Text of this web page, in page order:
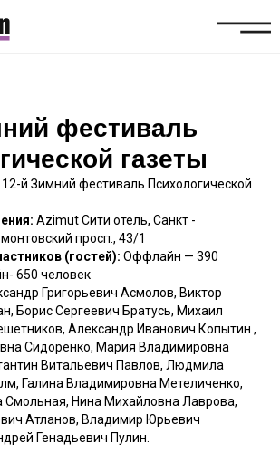
фестиваль
газеты
12-й Зимний фестиваль Психологической
Azimut Сити отель, Санкт -
просп., 43/1
(гостей): Оффлайн — 390
650 человек
Григорьевич Асмолов, Виктор
, Борис Сергеевич Братусь, Михаил
, Александр Иванович Копытин ,
Сидоренко, Мария Владимировна
Витальевич Павлов, Людмила
, Галина Владимировна Метеличенко,
Смольная, Нина Михайловна Лаврова,
Атланов, Владимир Юрьевич
Генадьевич Пулин.